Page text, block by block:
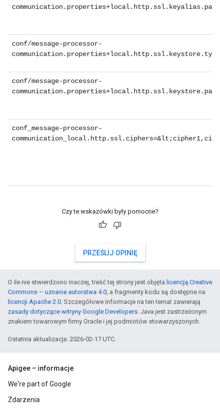
conf/message-processor-
conf/message-processor-
conf_message-processor-
Czy te wskazówki były pomocne?
PRZEŚLIJ OPINIĘ
O ile nie stwierdzono inaczej, treść tej strony jest objęta licencją Creative
Commons – uznanie autorstwa 4.0, a fragmenty kodu są dostępne na
licencji Apache 2.0. Szczegółowe informacje na ten temat zawierają
zasady dotyczące witryny Google Developers. Java jest zastrzeżonym
znakiem towarowym firmy Oracle i jej podmiotów stowarzyszonych.
Ostatnia aktualizacja: 2026-02-17 UTC.
Apigee – informacje
We're part of Google
Zdarzenia